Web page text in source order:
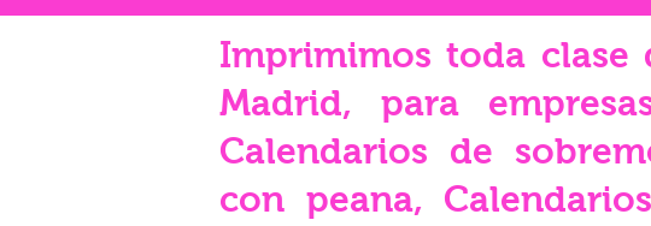
Imprimimos toda clase
Madrid, para
Calendarios de
con peana,